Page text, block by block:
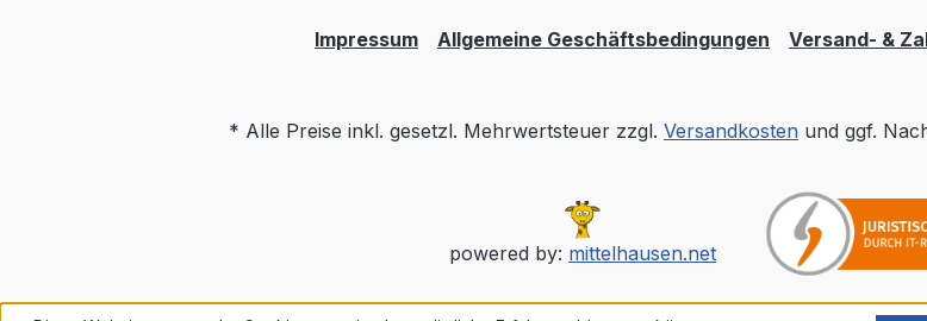
Impressum Allgemeine Geschäftsbedingungen Versand- &
* Alle Preise inkl. gesetzl. Mehrwertsteuer zzgl. Versandkosten und ggf.
powered by: mittelhausen.net